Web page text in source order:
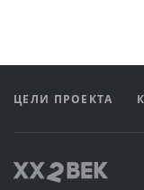
ЦЕЛИ ПРОЕКТА